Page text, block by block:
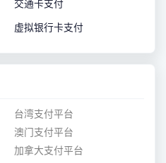
交通卡支付
虚拟银行卡支付
台湾支付平台
澳门支付平台
加拿大支付平台